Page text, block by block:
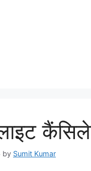
by Sumit Kumar